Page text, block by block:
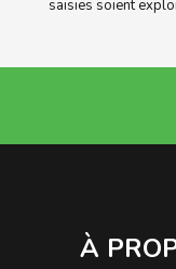
saisies soient
À